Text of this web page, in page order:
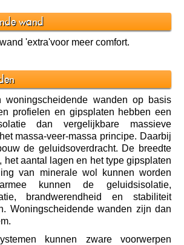
wand
'extra'voor meer comfort.
woningscheidende wanden op basis
profielen en gipsplaten hebben een
dan vergelijkbare massieve
massa-veer-massa principe. Daarbij
de geluidsoverdracht. De breedte
het aantal lagen en het type gipsplaten
van minerale wol kunnen worden
kunnen de geluidsisolatie,
brandwerendheid en stabiliteit
Woningscheidende wanden zijn dan
kunnen zware voorwerpen